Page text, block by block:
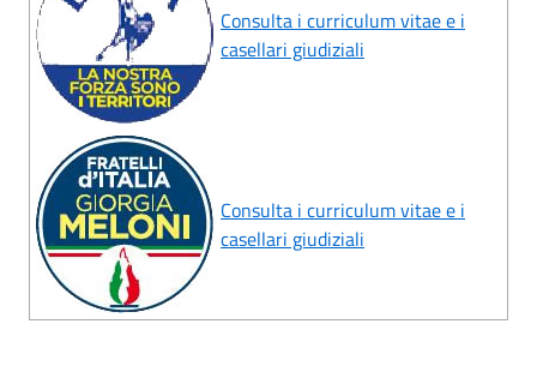
Consulta i curriculum vitae e i
casellari giudiziali
Consulta i curriculum vitae e i
casellari giudiziali